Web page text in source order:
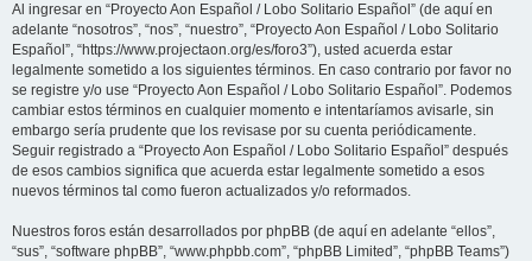
Al ingresar en “Proyecto Aon Español / Lobo Solitario Español” (de aquí en
adelante “nosotros”, “nos”, “nuestro”, “Proyecto Aon Español / Lobo Solitario
Español”, “https://www.projectaon.org/es/foro3”), usted acuerda estar
legalmente sometido a los siguientes términos. En caso contrario por favor no
se registre y/o use “Proyecto Aon Español / Lobo Solitario Español”. Podemos
cambiar estos términos en cualquier momento e intentaríamos avisarle, sin
embargo sería prudente que los revisase por su cuenta periódicamente.
Seguir registrado a “Proyecto Aon Español / Lobo Solitario Español” después
de esos cambios significa que acuerda estar legalmente sometido a esos
nuevos términos tal como fueron actualizados y/o reformados.
Nuestros foros están desarrollados por phpBB (de aquí en adelante “ellos”,
“sus”, “software phpBB”, “www.phpbb.com”, “phpBB Limited”, “phpBB Teams”)